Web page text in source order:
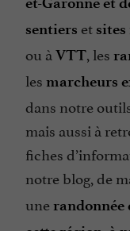
sentiers et
ou à VTT, les
les marcheurs
dans notre
mais aussi à
fiches
notre blog, de
une randonnée